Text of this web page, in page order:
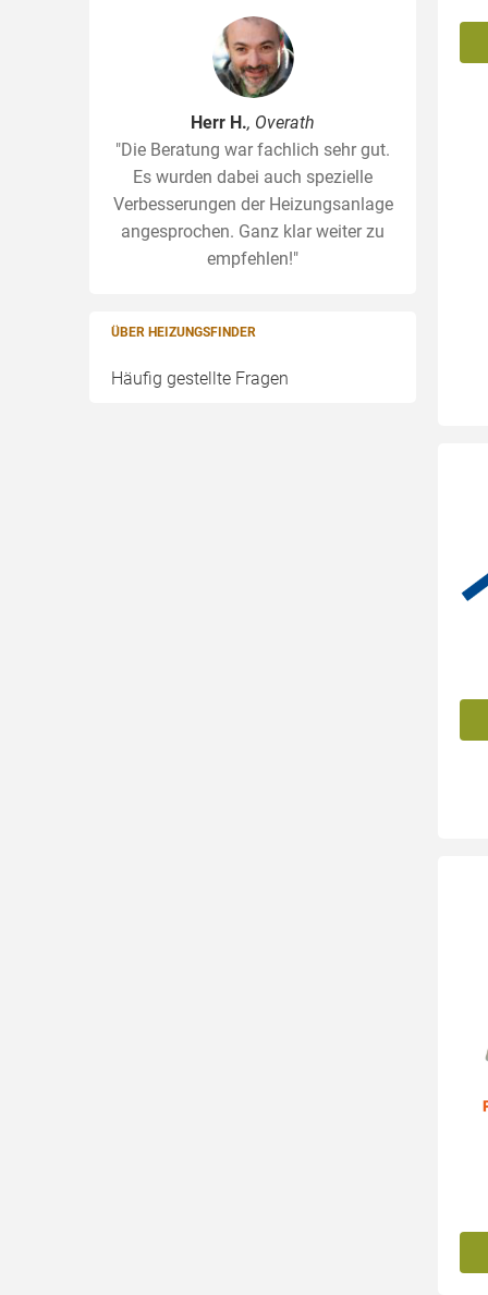
Herr H., Overath
"Die Beratung war fachlich sehr gut.
Es wurden dabei auch spezielle
Verbesserungen der Heizungsanlage
angesprochen. Ganz klar weiter zu
empfehlen!"
ÜBER HEIZUNGSFINDER
Häufig gestellte Fragen